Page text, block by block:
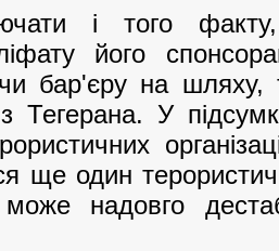
і того
його
бар'єру на шляху,
Тегерана. У
ще один
надовго